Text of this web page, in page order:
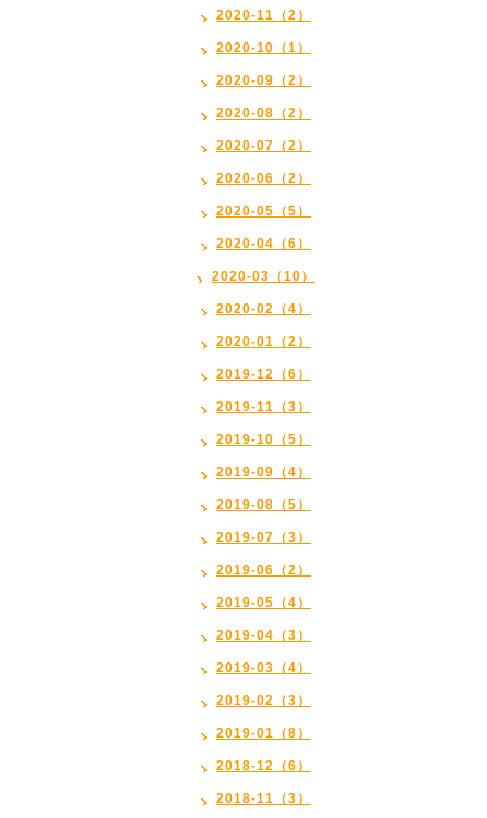
2020-11（2）
2020-10（1）
2020-09（2）
2020-08（2）
2020-07（2）
2020-06（2）
2020-05（5）
2020-04（6）
2020-03（10）
2020-02（4）
2020-01（2）
2019-12（6）
2019-11（3）
2019-10（5）
2019-09（4）
2019-08（5）
2019-07（3）
2019-06（2）
2019-05（4）
2019-04（3）
2019-03（4）
2019-02（3）
2019-01（8）
2018-12（6）
2018-11（3）